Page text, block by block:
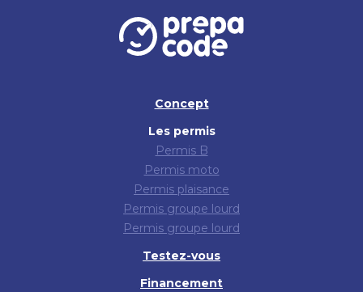
Concept
Les permis
Permis B
Permis moto
Permis plaisance
Permis groupe lourd
Permis groupe lourd
Testez-vous
Financement